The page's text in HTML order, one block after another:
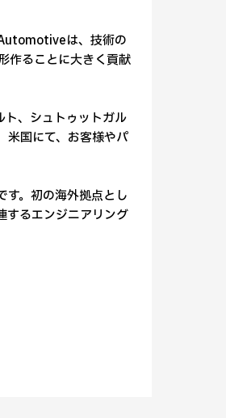
は、技術の
作ることに大きく貢献
、シュトゥットガル
米国にて、お客様やパ
。初の海外拠点とし
するエンジニアリング